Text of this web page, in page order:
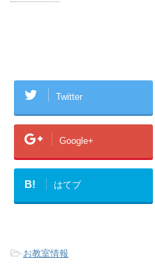
Twitter
Google+
B! はてブ
-お教室情報